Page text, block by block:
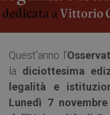
Quest’anno l’
la diciottesima
legalità e
Lunedì 7